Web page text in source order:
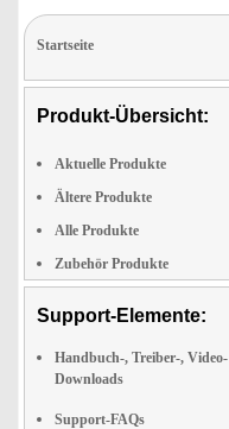
Startseite
Produkt-Übersicht:
Aktuelle Produkte
Ältere Produkte
Alle Produkte
Zubehör Produkte
Support-Elemente:
Handbuch-, Treiber-, Video-
Downloads
Support-FAQs